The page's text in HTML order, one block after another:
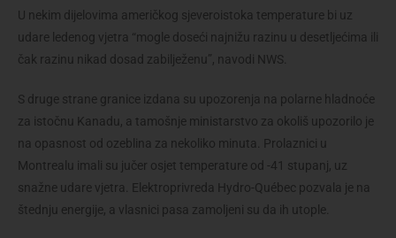
U nekim dijelovima američkog sjeveroistoka temperature bi uz
udare ledenog vjetra “mogle doseći najnižu razinu u desetljećima ili
čak razinu nikad dosad zabilježenu”, navodi NWS.
S druge strane granice izdana su upozorenja na polarne hladnoće
za istočnu Kanadu, a tamošnje ministarstvo za okoliš upozorilo je
na opasnost od ozeblina za nekoliko minuta. Prolaznici u
Montrealu imali su jučer osjet temperature od -41 stupanj, uz
snažne udare vjetra. Elektroprivreda Hydro-Québec pozvala je na
štednju energije, a vlasnici pasa zamoljeni su da ih utople.